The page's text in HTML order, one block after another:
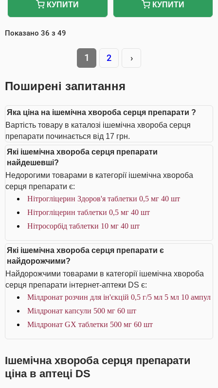
КУПИТИ КУПИТИ
Показано 36 з 49
1 2 ›
Поширені запитання
Яка ціна на ішемічна хвороба серця препарати ?
Вартість товару в каталозі ішемічна хвороба серця
препарати починається від 17 грн.
Які ішемічна хвороба серця препарати
найдешевші?
Недорогими товарами в категорії ішемічна хвороба
серця препарати є:
Нітрогліцерин Здоров'я таблетки 0,5 мг 40 шт
Нітрогліцерин таблетки 0,5 мг 40 шт
Нітросорбід таблетки 10 мг 40 шт
Які ішемічна хвороба серця препарати є
найдорожчими?
Найдорожчими товарами в категорії ішемічна хвороба
серця препарати інтернет-аптеки DS є:
Мілдронат розчин для ін'єкцій 0,5 г/5 мл 5 мл 10 ампул
Мілдронат капсули 500 мг 60 шт
Мілдронат GX таблетки 500 мг 60 шт
Ішемічна хвороба серця препарати
ціна в аптеці DS